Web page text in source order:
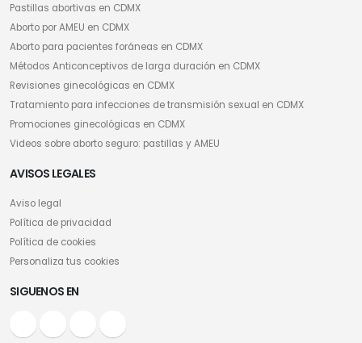
Pastillas abortivas en CDMX
Aborto por AMEU en CDMX
Aborto para pacientes foráneas en CDMX
Métodos Anticonceptivos de larga duración en CDMX
Revisiones ginecológicas en CDMX
Tratamiento para infecciones de transmisión sexual en CDMX
Promociones ginecológicas en CDMX
Videos sobre aborto seguro: pastillas y AMEU
AVISOS LEGALES
Aviso legal
Política de privacidad
Política de cookies
Personaliza tus cookies
SIGUENOS EN